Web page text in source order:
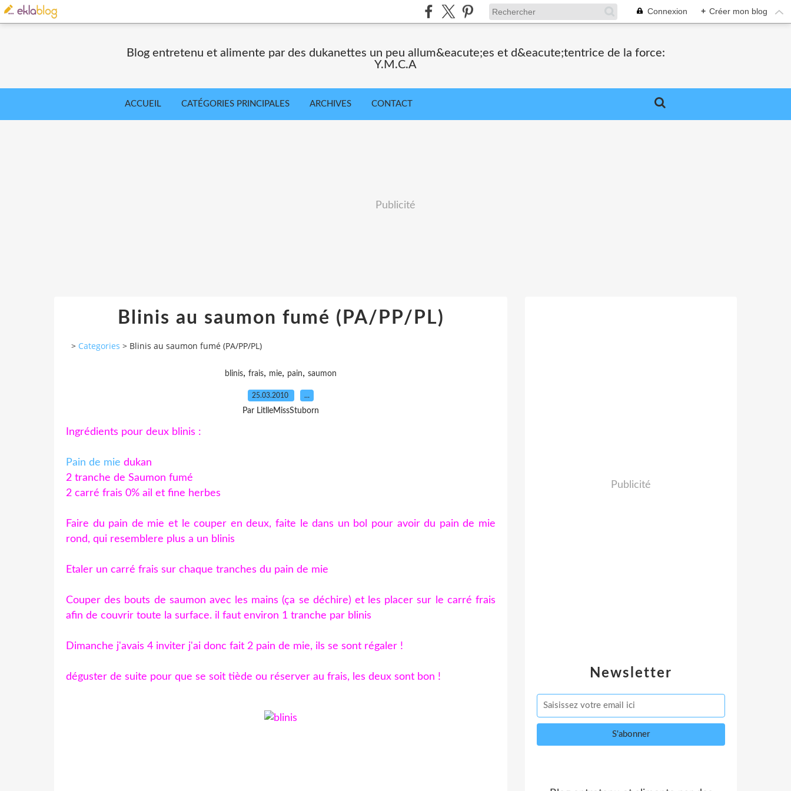
Connexion + Créer mon blog
Blog entretenu et alimente par des dukanettes un peu allum&eacute;es et d&eacute;tentrice de la force:
Y.M.C.A
ACCUEIL CATÉGORIES PRINCIPALES ARCHIVES CONTACT
Publicité
Blinis au saumon fumé (PA/PP/PL)
> Categories > Blinis au saumon fumé (PA/PP/PL)
blinis, frais, mie, pain, saumon
25.03.2010 …
Par LitlleMissStuborn
Ingrédients pour deux blinis :
Pain de mie dukan
2 tranche de Saumon fumé
2 carré frais 0% ail et fine herbes
Faire du pain de mie et le couper en deux, faite le dans un bol pour avoir du pain de mie
rond, qui resemblere plus a un blinis
Etaler un carré frais sur chaque tranches du pain de mie
Couper des bouts de saumon avec les mains (ça se déchire) et les placer sur le carré frais
afin de couvrir toute la surface. il faut environ 1 tranche par blinis
Dimanche j'avais 4 inviter j'ai donc fait 2 pain de mie, ils se sont régaler !
déguster de suite pour que se soit tiède ou réserver au frais, les deux sont bon ! Newsletter
Publicité